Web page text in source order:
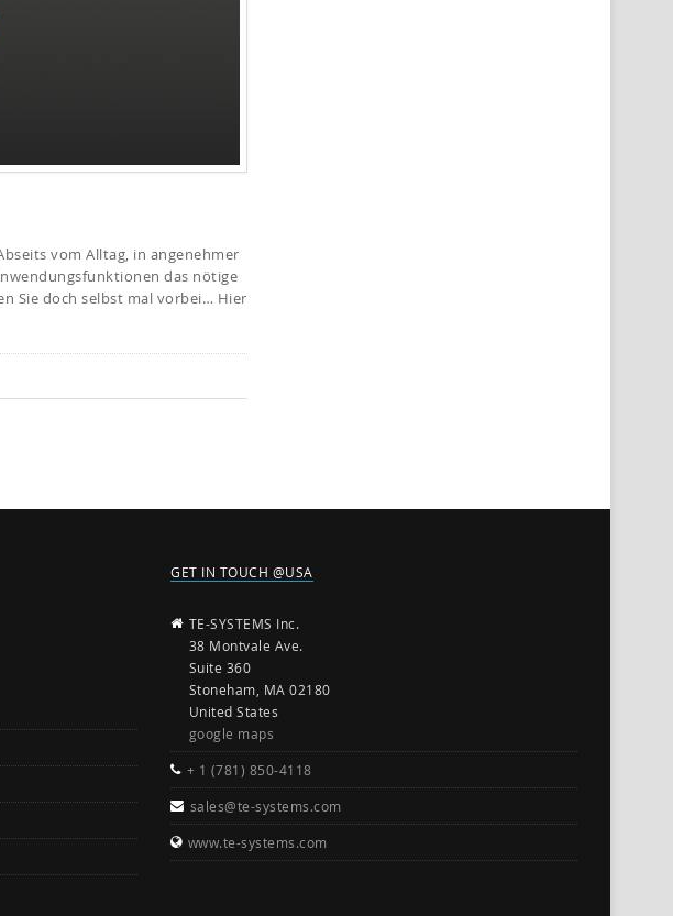
vom Alltag, in angenehmer
das nötige
Sie doch selbst mal vorbei… Hier
GET IN TOUCH @USA
TE-SYSTEMS Inc.
38 Montvale Ave.
Suite 360
Stoneham, MA 02180
United States
google maps
+ 1 (781) 850-4118
sales@te-systems.com
www.te-systems.com